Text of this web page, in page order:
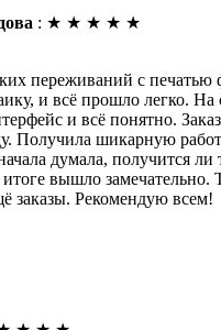
: ★ ★ ★ ★ ★
переживаний с печатью
и всё прошло легко. На
и всё понятно.
Получила шикарную
думала, получится ли
вышло замечательно.
заказы. Рекомендую всем!